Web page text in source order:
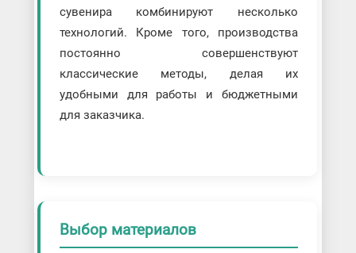
сувенира комбинируют несколько
технологий. Кроме того, производства
постоянно совершенствуют
классические методы, делая их
удобными для работы и бюджетными
для заказчика.
Выбор материалов